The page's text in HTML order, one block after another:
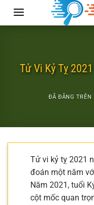
Tử Vi Kỷ Tỵ
ĐÃ ĐĂNG TRÊN
Tử vi kỷ tỵ 2021
đoán một năm
Năm 2021, tuổi
cột mốc quan